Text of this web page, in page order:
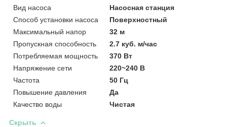
Вид насоса
Насосная станция
Способ установки насоса
Поверхностный
Максимальный напор
32 м
Пропускная способность
2.7 куб. м/час
Потребляемая мощность
370 Вт
Напряжение сети
220~240 В
Частота
50 Гц
Повышение давления
Да
Качество воды
Чистая
Скрыть